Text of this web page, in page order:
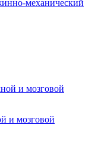
механический
и мозговой